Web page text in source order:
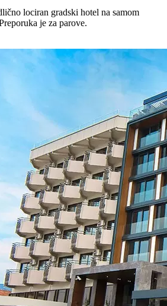
lociran gradski hotel na samom
je za parove.